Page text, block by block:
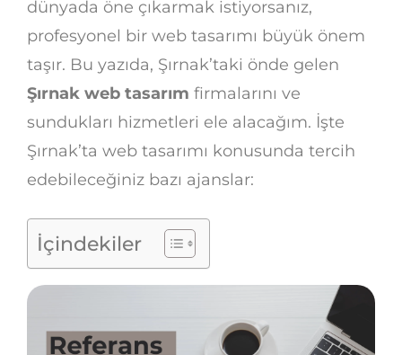
dünyada öne çıkarmak istiyorsanız,
profesyonel bir web tasarımı büyük önem
taşır. Bu yazıda, Şırnak’taki önde gelen
Şırnak web tasarım firmalarını ve
sundukları hizmetleri ele alacağım. İşte
Şırnak’ta web tasarımı konusunda tercih
edebileceğiniz bazı ajanslar:
İçindekiler